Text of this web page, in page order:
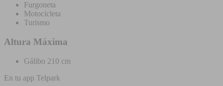
Furgoneta
Motocicleta
Turismo
Altura Máxima
Gálibo 210 cm
En tu app Telpark